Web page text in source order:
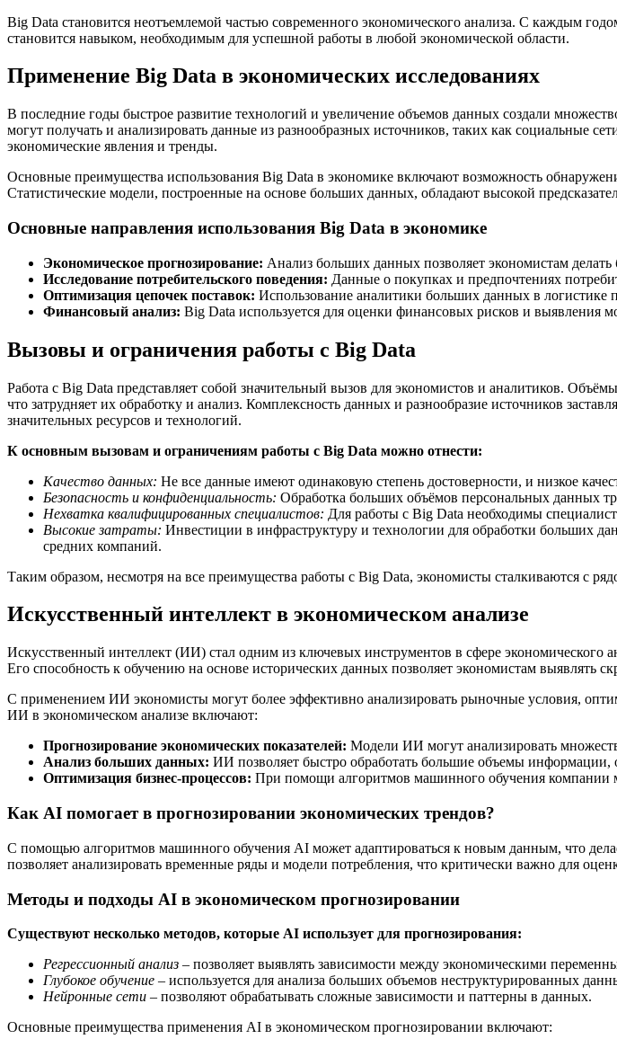
Big Data становится неотъемлемой частью современного экономического анализа. С каждым
становится навыком, необходимым для успешной работы в любой экономической области.
Применение Big Data в экономических исследованиях
В последние годы быстрое развитие технологий и увеличение объемов данных создали
могут получать и анализировать данные из разнообразных источников, таких как социальные
экономические явления и тренды.
Основные преимущества использования Big Data в экономике включают возможность
Статистические модели, построенные на основе больших данных, обладают высокой
Основные направления использования Big Data в экономике
Экономическое прогнозирование: Анализ больших данных позволяет экономистам
Исследование потребительского поведения: Данные о покупках и предпочтениях
Оптимизация цепочек поставок: Использование аналитики больших данных в логистике
Финансовый анализ: Big Data используется для оценки финансовых рисков и выявления
Вызовы и ограничения работы с Big Data
Работа с Big Data представляет собой значительный вызов для экономистов и аналитиков.
что затрудняет их обработку и анализ. Комплексность данных и разнообразие источников
значительных ресурсов и технологий.
К основным вызовам и ограничениям работы с Big Data можно отнести:
Качество данных: Не все данные имеют одинаковую степень достоверности, и низкое
Безопасность и конфиденциальность: Обработка больших объёмов персональных данных
Нехватка квалифицированных специалистов: Для работы с Big Data необходимы
Высокие затраты: Инвестиции в инфраструктуру и технологии для обработки больших
средних компаний.
Таким образом, несмотря на все преимущества работы с Big Data, экономисты сталкиваются с
Искусственный интеллект в экономическом анализе
Искусственный интеллект (ИИ) стал одним из ключевых инструментов в сфере экономического
Его способность к обучению на основе исторических данных позволяет экономистам выявлять
С применением ИИ экономисты могут более эффективно анализировать рыночные условия,
ИИ в экономическом анализе включают:
Прогнозирование экономических показателей: Модели ИИ могут анализировать
Анализ больших данных: ИИ позволяет быстро обработать большие объемы
Оптимизация бизнес-процессов: При помощи алгоритмов машинного обучения компании
Как AI помогает в прогнозировании экономических трендов?
С помощью алгоритмов машинного обучения AI может адаптироваться к новым данным, что
позволяет анализировать временные ряды и модели потребления, что критически важно для
Методы и подходы AI в экономическом прогнозировании
Существуют несколько методов, которые AI использует для прогнозирования:
Регрессионный анализ – позволяет выявлять зависимости между экономическими
Глубокое обучение – используется для анализа больших объемов неструктурированных
Нейронные сети – позволяют обрабатывать сложные зависимости и паттерны в данных.
Основные преимущества применения AI в экономическом прогнозировании включают: